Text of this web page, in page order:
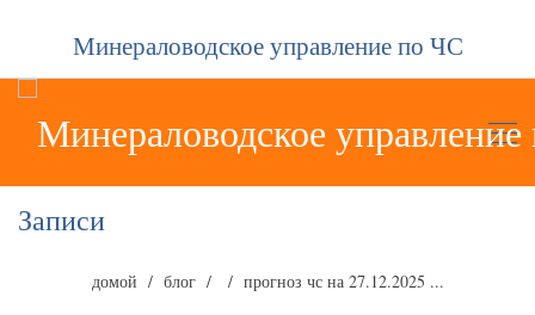
Минераловодское управление по ЧС
Записи
домой блог прогноз чс на 27.12.2025 ...